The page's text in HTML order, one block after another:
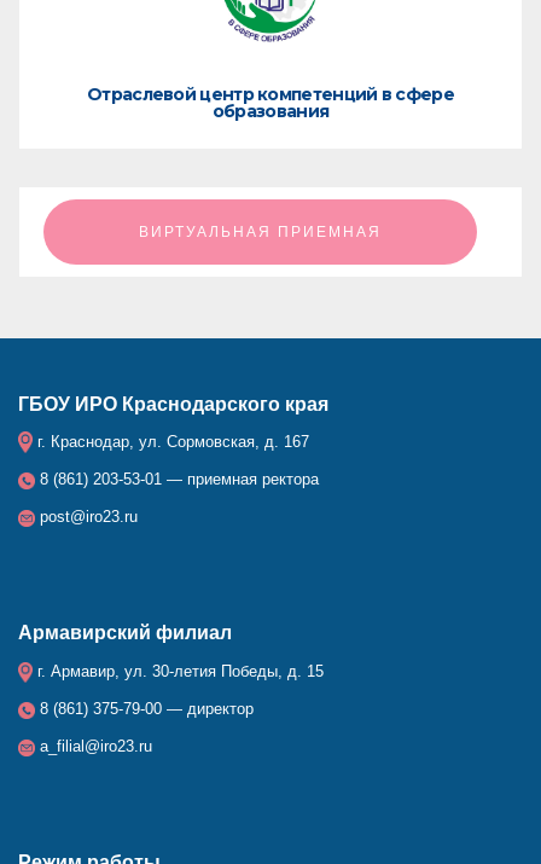
Отраслевой центр компетенций в сфере
образования
ㅤㅤㅤㅤㅤㅤㅤㅤㅤВИРТУАЛЬНАЯ ПРИЕМНАЯㅤㅤㅤㅤㅤㅤㅤㅤㅤ
ГБОУ ИРО Краснодарского края
г. Краснодар, ул. Сормовская, д. 167
8 (861) 203-53-01 — приемная ректора
post@iro23.ru
Армавирский филиал
г. Армавир, ул. 30-летия Победы, д. 15
8 (861) 375-79-00 — директор
a_filial@iro23.ru